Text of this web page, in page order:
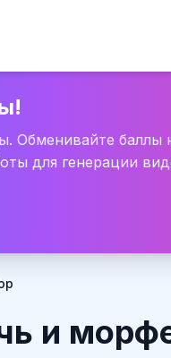
Обменивайте баллы
для генерации
и